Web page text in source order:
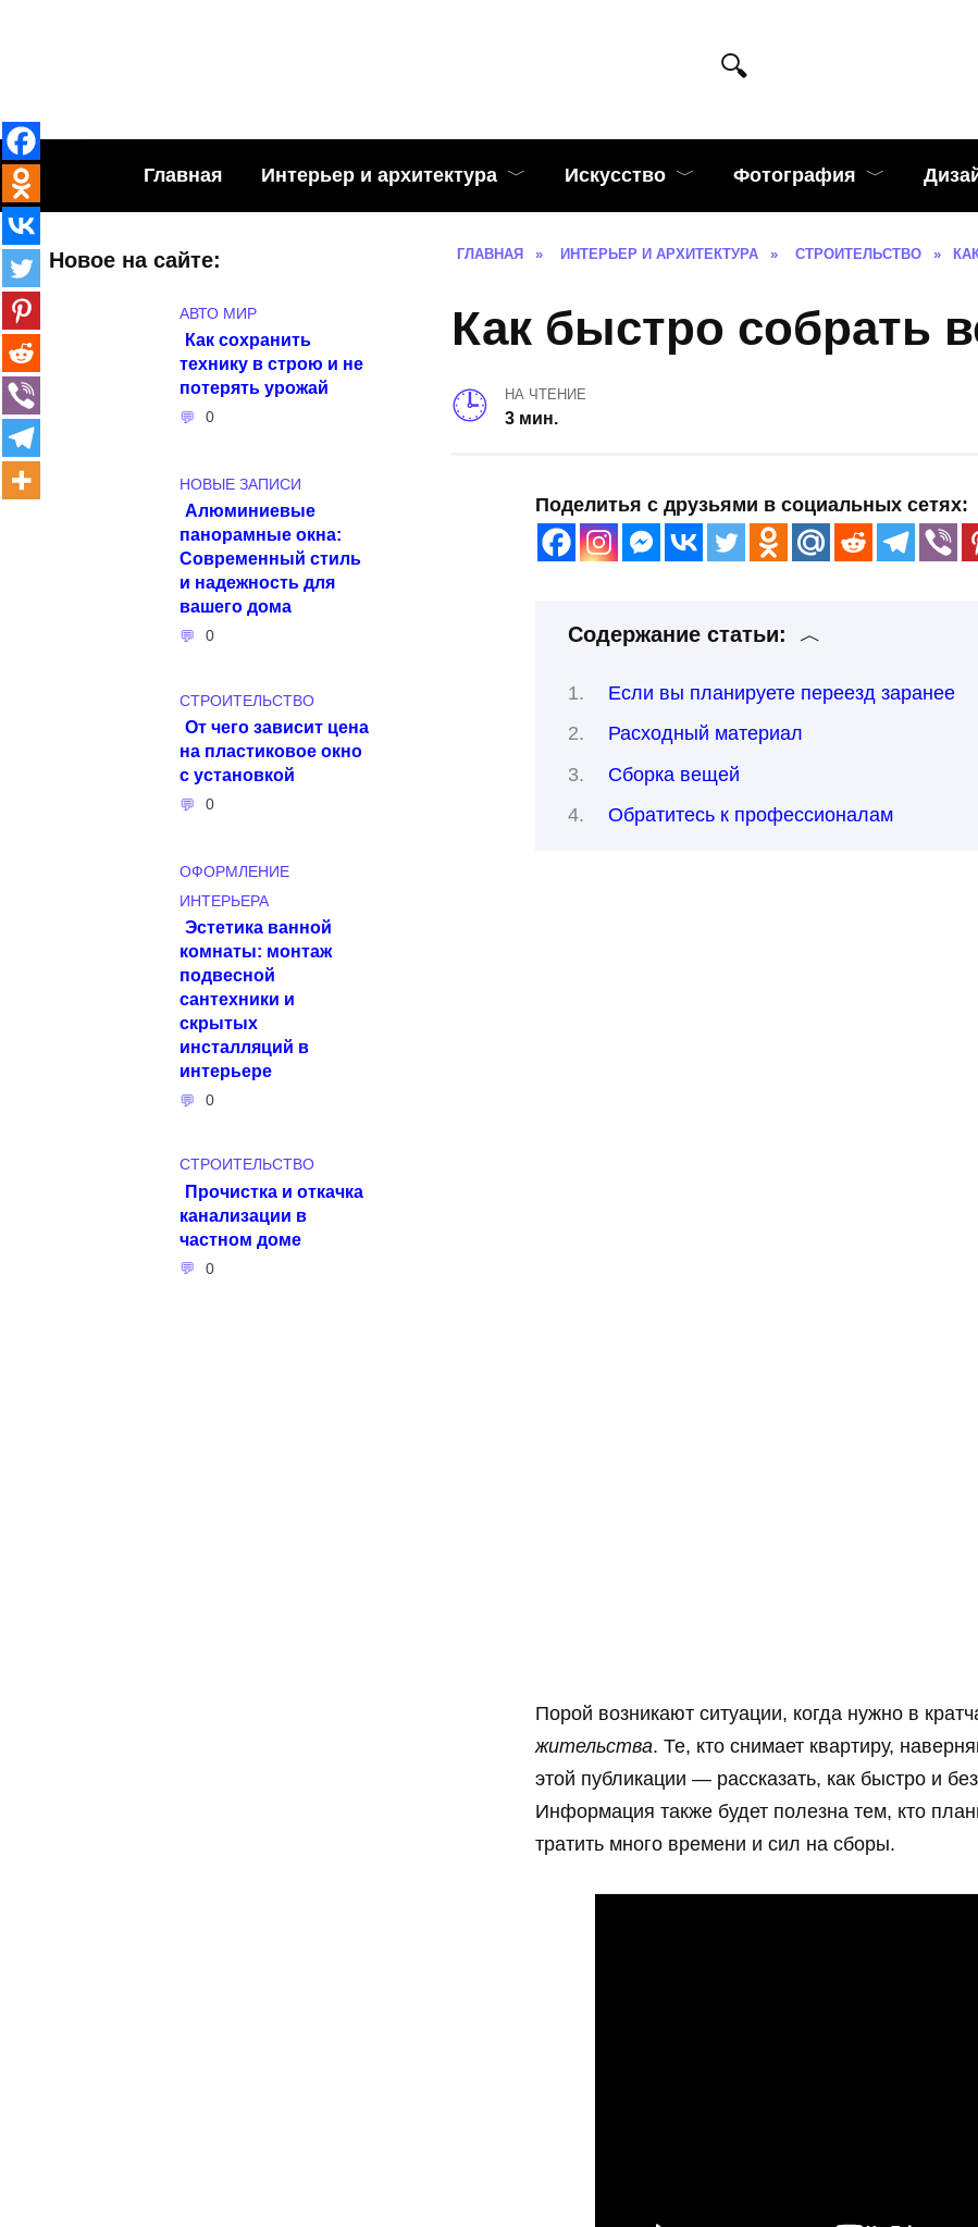
Главная Интерьер и архитектура Искусство Фотография
ГЛАВНАЯ » ИНТЕРЬЕР И АРХИТЕКТУРА » СТРОИТЕЛЬСТВО »
Как быстро собрать
НА ЧТЕНИЕ
3 мин.
Поделитья с друзьями в социальных сетях:
Содержание статьи:
Если вы планируете переезд заранее
Расходный материал
Сборка вещей
Обратитесь к профессионалам
Порой возникают ситуации, когда нужно в
жительства. Те, кто снимает квартиру,
этой публикации — рассказать, как быстро и
Информация также будет полезна тем, кто
тратить много времени и сил на сборы.
Новое на сайте:
АВТО МИР
Как сохранить
технику в строю и не
потерять урожай
0
НОВЫЕ ЗАПИСИ
Алюминиевые
панорамные окна:
Современный стиль
и надежность для
вашего дома
0
СТРОИТЕЛЬСТВО
От чего зависит цена
на пластиковое окно
с установкой
0
ОФОРМЛЕНИЕ
ИНТЕРЬЕРА
Эстетика ванной
комнаты: монтаж
подвесной
сантехники и
скрытых
инсталляций в
интерьере
0
СТРОИТЕЛЬСТВО
Прочистка и откачка
канализации в
частном доме
0